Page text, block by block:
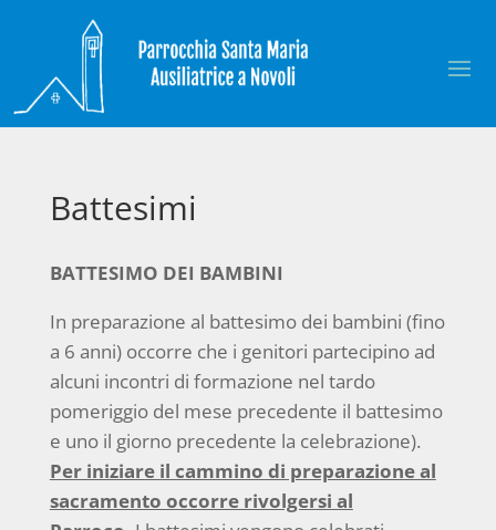
Battesimi
BATTESIMO DEI BAMBINI
In preparazione al battesimo dei bambini (fino
a 6 anni) occorre che i genitori partecipino ad
alcuni incontri di formazione nel tardo
pomeriggio del mese precedente il battesimo
e uno il giorno precedente la celebrazione).
Per iniziare il cammino di preparazione al
sacramento occorre rivolgersi al